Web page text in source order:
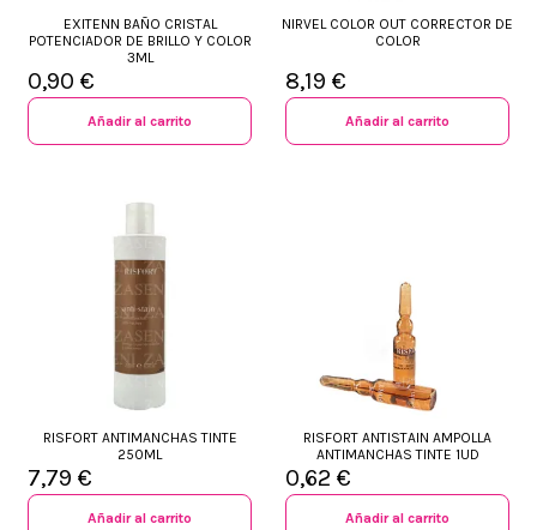
EXITENN BAÑO CRISTAL
POTENCIADOR DE BRILLO Y COLOR
3ML
0,90 €
Añadir al carrito
NIRVEL COLOR OUT CORRECTOR DE
COLOR
8,19 €
Añadir al carrito
RISFORT ANTIMANCHAS TINTE
250ML
7,79 €
Añadir al carrito
RISFORT ANTISTAIN AMPOLLA
ANTIMANCHAS TINTE 1UD
0,62 €
Añadir al carrito